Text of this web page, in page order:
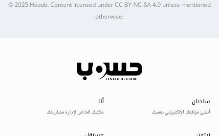
© 2025Hsoub.Content licensed underCC BY-NC-SA 4.0unless mentioned
otherwise.